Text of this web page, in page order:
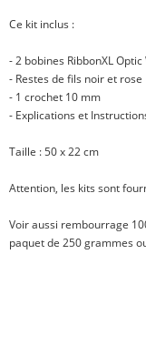
Ce kit inclus :
- 2 bobines RibbonXL Optic
- Restes de fils noir et rose
- 1 crochet 10 mm
- Explications et
Taille : 50 x 22 cm
Attention, les kits sont
Voir aussi rembourrage
paquet de 250 grammes